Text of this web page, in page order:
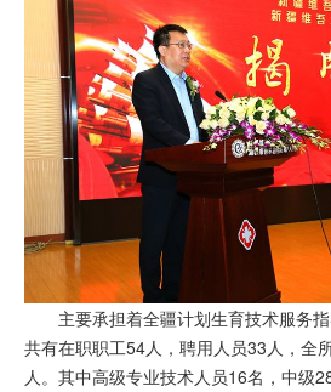
主要承担着全疆计划生育技术服务指
共有在职职工54人，聘用人员33人，全
人。其中高级专业技术人员16名，中级